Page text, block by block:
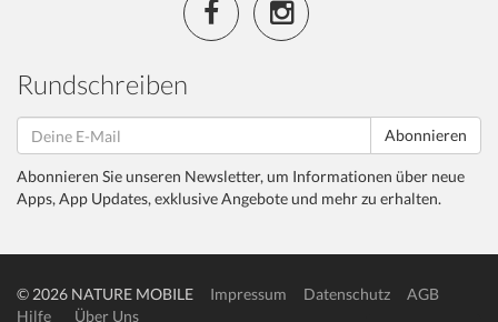
Rundschreiben
Abonnieren
Abonnieren Sie unseren Newsletter, um Informationen über neue
Apps, App Updates, exklusive Angebote und mehr zu erhalten.
© 2026 NATURE MOBILE Impressum Datenschutz
AGB
Hilfe
Über Uns